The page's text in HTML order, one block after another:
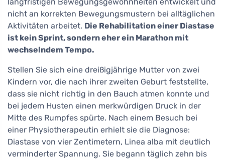
nicht an korrekten Bewegungsmustern bei alltäglichen
Aktivitäten arbeitet. Die Rehabilitation einer Diastase
ist kein Sprint, sondern eher ein Marathon mit
wechselndem Tempo.
Stellen Sie sich eine dreißigjährige Mutter von zwei
Kindern vor, die nach ihrer zweiten Geburt feststellte,
dass sie nicht richtig in den Bauch atmen konnte und
bei jedem Husten einen merkwürdigen Druck in der
Mitte des Rumpfes spürte. Nach einem Besuch bei
einer Physiotherapeutin erhielt sie die Diagnose:
Diastase von vier Zentimetern, Linea alba mit deutlich
verminderter Spannung. Sie begann täglich zehn bis